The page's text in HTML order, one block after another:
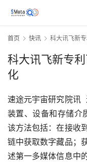
首页 快讯 科大讯飞新
科大讯飞新专
化
速途元宇宙研究院讯
装置、设备和存储介
该方法包括：在接收
链中获取数字藏品；
述第一多媒体信息中